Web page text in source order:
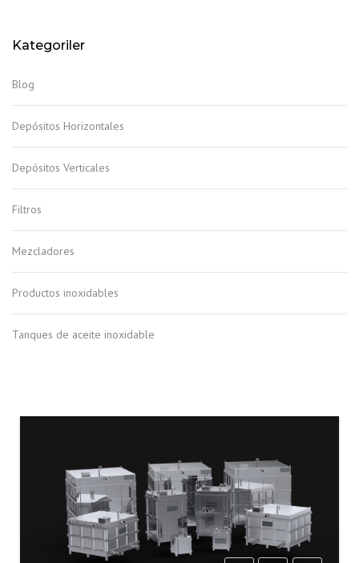
Kategoriler
Blog
Depósitos Horizontales
Depósitos Verticales
Filtros
Mezcladores
Productos inoxidables
Tanques de aceite inoxidable